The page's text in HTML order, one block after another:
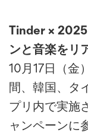
Tinder ×
ンと音楽をリ
10月17日（金
間、韓国、タ
プリ内で実施
ャンペーンに